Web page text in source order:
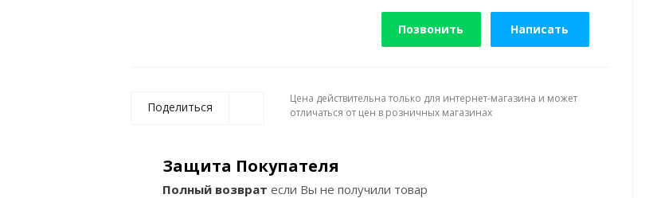
Позвонить Написать
Поделиться
Цена действительна только для интернет-магазина и может
отличаться от цен в розничных магазинах
Защита Покупателя
Полный возврат если Вы не получили товар